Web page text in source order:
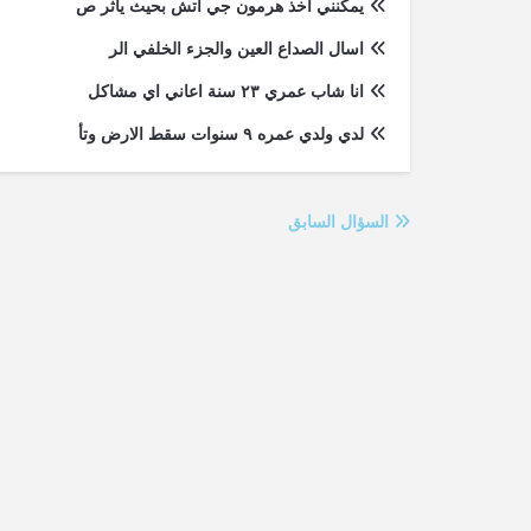
يمكنني اخذ هرمون جي اتش بحيث يأثر ص
اسال الصداع العين والجزء الخلفي الر
انا شاب عمري ٢٣ سنة اعاني اي مشاكل
لدي ولدي عمره ٩ سنوات سقط الارض وتأ
السؤال السابق